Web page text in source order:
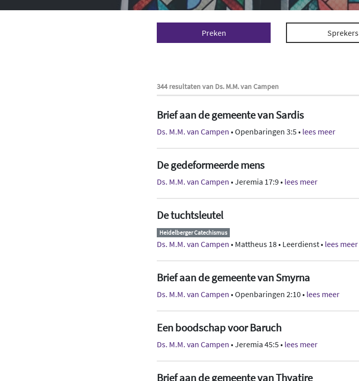
Preken Sprekers
344 resultaten van Ds. M.M. van Campen
Brief aan de gemeente van Sardis
Ds. M.M. van Campen • Openbaringen 3:5 • lees meer
De gedeformeerde mens
Ds. M.M. van Campen • Jeremia 17:9 • lees meer
De tuchtsleutel
Heidelberger Catechismus
Ds. M.M. van Campen • Mattheus 18 • Leerdienst • lees meer
Brief aan de gemeente van Smyrna
Ds. M.M. van Campen • Openbaringen 2:10 • lees meer
Een boodschap voor Baruch
Ds. M.M. van Campen • Jeremia 45:5 • lees meer
Brief aan de gemeente van Thyatire